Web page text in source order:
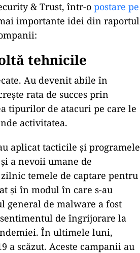
& Trust, într-o postare pe
importante idei din raportul
tehnicile
Au devenit abile în
rata de succes prin
tipurilor de atacuri pe care le
activitatea.
aplicat tacticile și programele
a nevoii umane de
temele de captare pentru
și în modul în care s-au
general de malware a fost
de îngrijorare la
În ultimele luni,
a scăzut. Aceste campanii au